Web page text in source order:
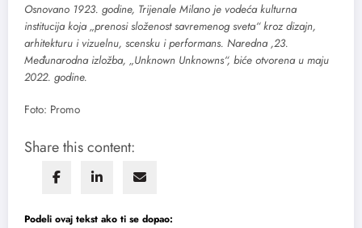
Osnovano 1923. godine, Trijenale Milano je vodeća kulturna
institucija koja „prenosi složenost savremenog sveta“ kroz dizajn,
arhitekturu i vizuelnu, scensku i performans. Naredna ,23.
Međunarodna izložba, „Unknown Unknowns“, biće otvorena u maju
2022. godine.
Foto: Promo
Share this content:
Podeli ovaj tekst ako ti se dopao: